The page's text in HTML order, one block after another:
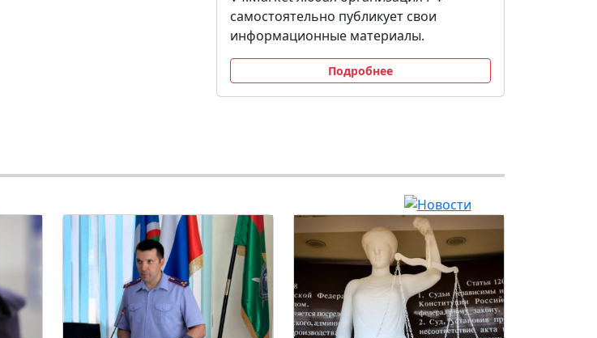
самостоятельно публикует свои
информационные материалы.
Подробнее